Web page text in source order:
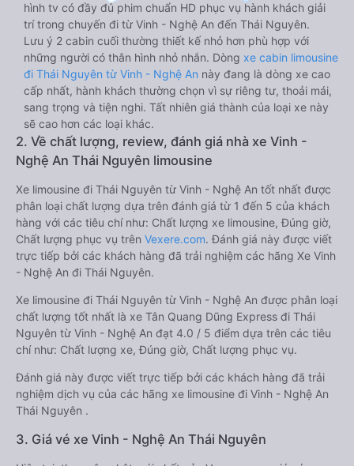
hình tv có đầy đủ phim chuẩn HD phục vụ hành khách giải
trí trong chuyến đi từ Vinh - Nghệ An đến Thái Nguyên.
Lưu ý 2 cabin cuối thường thiết kế nhỏ hơn phù hợp với
những người có thân hình nhỏ nhắn. Dòng xe cabin limousine
đi Thái Nguyên từ Vinh - Nghệ An này đang là dòng xe cao
cấp nhất, hành khách thường chọn vì sự riêng tư, thoải mái,
sang trọng và tiện nghi. Tất nhiên giá thành của loại xe này
sẽ cao hơn các loại khác.
2. Về chất lượng, review, đánh giá nhà xe Vinh -
Nghệ An Thái Nguyên limousine
Xe limousine đi Thái Nguyên từ Vinh - Nghệ An tốt nhất được
phân loại chất lượng dựa trên đánh giá từ 1 đến 5 của khách
hàng với các tiêu chí như: Chất lượng xe limousine, Đúng giờ,
Chất lượng phục vụ trên Vexere.com. Đánh giá này được viết
trực tiếp bởi các khách hàng đã trải nghiệm các hãng Xe Vinh
- Nghệ An đi Thái Nguyên.
Xe limousine đi Thái Nguyên từ Vinh - Nghệ An được phân loại
chất lượng tốt nhất là xe Tân Quang Dũng Express đi Thái
Nguyên từ Vinh - Nghệ An đạt 4.0 / 5 điểm dựa trên các tiêu
chí như: Chất lượng xe, Đúng giờ, Chất lượng phục vụ.
Đánh giá này được viết trực tiếp bởi các khách hàng đã trải
nghiệm dịch vụ của các hãng xe limousine đi Vinh - Nghệ An
Thái Nguyên .
3. Giá vé xe Vinh - Nghệ An Thái Nguyên